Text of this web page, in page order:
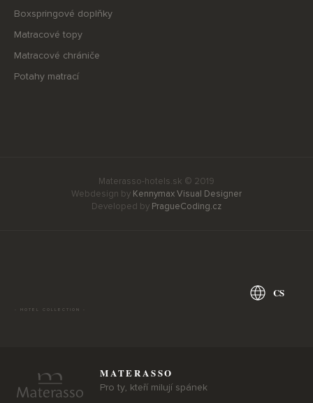
Boxspringové doplňky
Matracové topy
Matracové chrániče
Potahy matrací
Materasso-hotels.sk © 2019
Webdesign by Kennymax Visual Designer
Developed by PragueCoding.cz
- HOTEL COLLECTION -
CS
MATERASSO
Pro ty, kteří milují spánek